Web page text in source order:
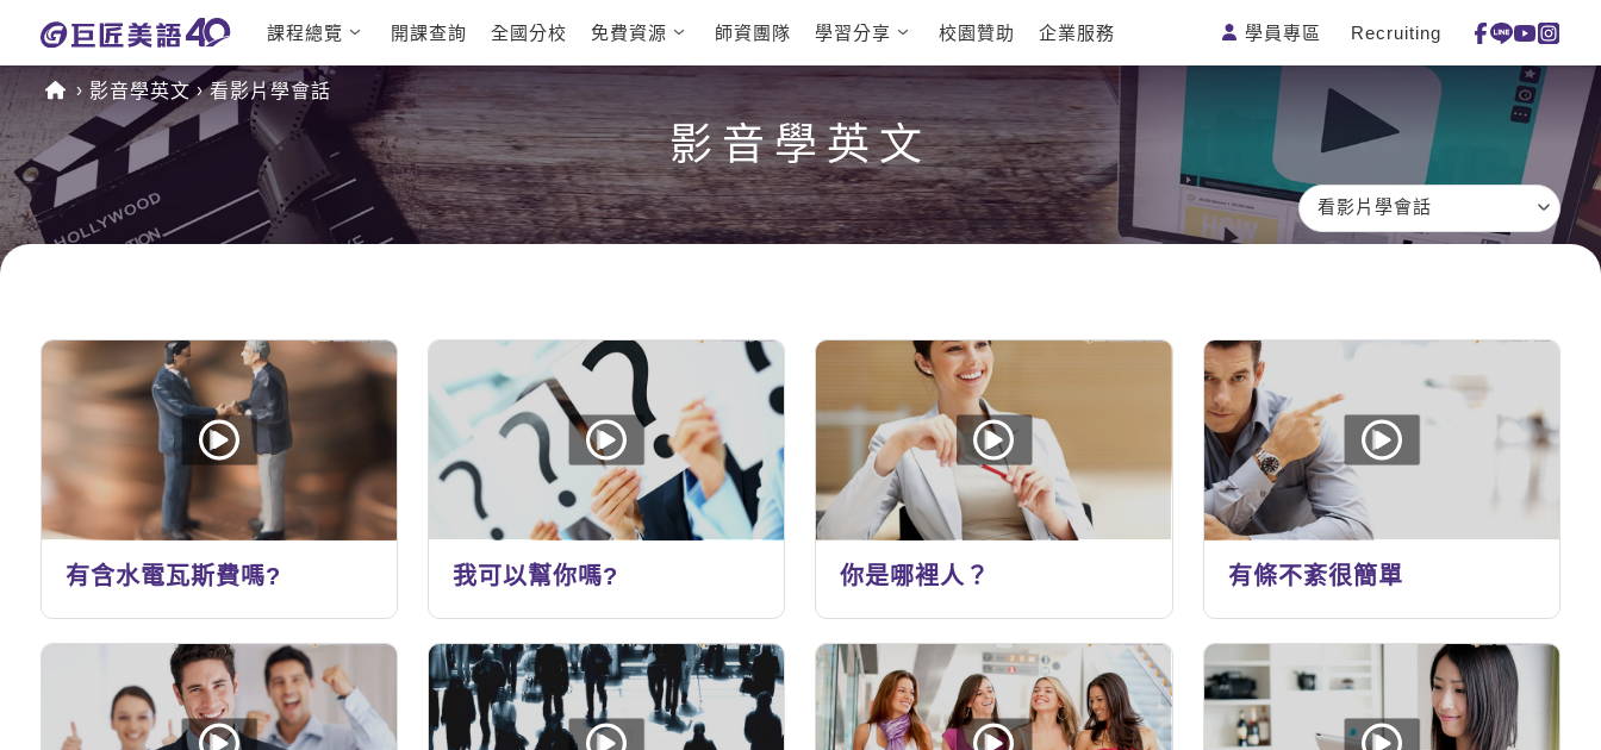
課程總覽
日語課程總
英文課程總
表
英文會話
TOEIC 多益課程
IELTS 雅思課程
GEPT 全民英檢課
程
能力養成
自然發音
英文聽力養成
開口溜英文
旅遊英文
基礎字彙
情境閱讀
英文文法技巧
英文寫作
新聞英文
特色課程
主題課程
英語俱樂
部
ECAM
線上真人
日語
西班牙語
外語即時
一對一家教
企業訓練
點讀筆教材
數位學習教
開課查詢 全國分校 免費資源
英文部落格 多益秒學堂 影音學英文 英文能力測驗
師資團隊 學習分享
學員故事 學員讚出來 活動花絮
校園贊助 企業服務 學員專區 Recruiting
影音學英文 看影片學會話
影音學英文
看影片學會話
有含水電瓦斯費嗎? 我可以幫你嗎? 你是哪裡人？ 有條不紊很簡單